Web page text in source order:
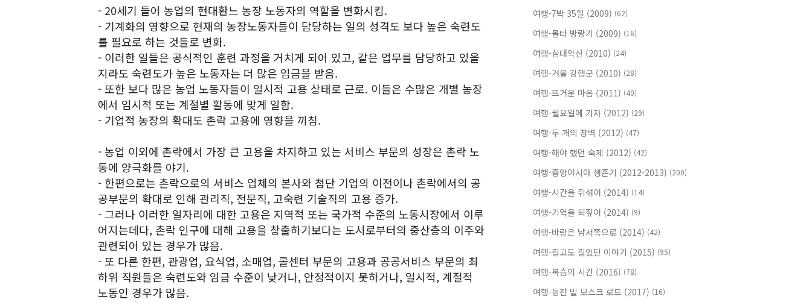
- 20세기 들어 농업의 현대환느 농장 노동자의 역할을 변화시킴.
- 기계화의 영향으로 현재의 농장노동자들이 담당하는 일의 성격도 보다 높은 숙련도
를 필요로 하는 것들로 변화.
- 이러한 일들은 공식적인 훈련 과정을 거치게 되어 있고, 같은 업무를 담당하고 있을
지라도 숙련도가 높은 노동자는 더 많은 임금을 받음.
- 또한 보다 많은 농업 노동자들이 일시적 고용 상태로 근로. 이들은 수많은 개별 농장
에서 임시적 또는 계절별 활동에 맞게 일함.
- 기업적 농장의 확대도 촌락 고용에 영향을 끼침.
- 농업 이외에 촌락에서 가장 큰 고용을 차지하고 있는 서비스 부문의 성장은 촌락 노
동에 양극화를 야기.
- 한편으로는 촌락으로의 서비스 업체의 본사와 첨단 기업의 이전이나 촌락에서의 공
공부문의 확대로 인해 관리직, 전문직, 고숙련 기술직의 고용 증가.
- 그러나 이러한 일자리에 대한 고용은 지역적 또는 국가적 수준의 노동시장에서 이루
어지는데다, 촌락 인구에 대해 고용을 창출하기보다는 도시로부터의 중산층의 이주와
관련되어 있는 경우가 많음.
- 또 다른 한편, 관광업, 요식업, 소매업, 콜센터 부문의 고용과 공공서비스 부문의 최
하위 직원들은 숙련도와 임금 수준이 낮거나, 안정적이지 못하거나, 일시적, 계절적
노동인 경우가 많음.
여행-7박 35일 (2009) (62)
여행-몰타 방랑기 (2009) (16)
여행-삼대악산 (2010) (24)
여행-겨울 강행군 (2010) (28)
여행-뜨거운 마음 (2011) (40)
여행-월요일에 가자 (2012) (29)
여행-두 개의 장벽 (2012) (47)
여행-해야 했던 숙제 (2012) (42)
여행-중앙아시아 생존기 (2012-2013) (200)
여행-시간을 뒤섞어 (2014) (14)
여행-기억을 되짚어 (2014) (9)
여행-바람은 남서쪽으로 (2014) (42)
여행-길고도 길었던 이야기 (2015) (95)
여행-복습의 시간 (2016) (78)
여행-등잔 밑 모스크 로드 (2017) (16)